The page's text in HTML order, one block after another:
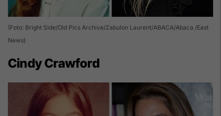
(Foto: Bright Side/Old Pics Archive/Zabulon Laurent/ABACA/Abaca /East
News)
Cindy Crawford